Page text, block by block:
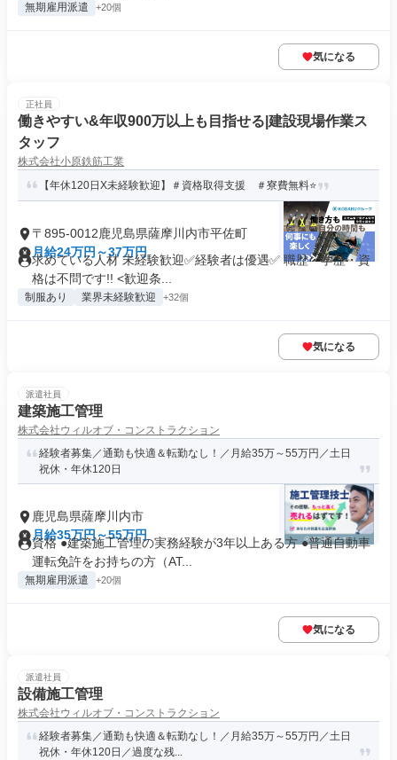
無期雇用派遣 +20個
気になる
正社員
働きやすい&年収900万以上も目指せる|建設現場作業ス
タッフ
株式会社小原鉄筋工業
【年休120日X未経験歓迎】＃資格取得支援 ＃寮費無料⭐️
〒895-0012鹿児島県薩摩川内市平佐町
月給24万円～37万円
求めている人材 未経験歓迎✅経験者は優遇✅ 職歴・学歴・資
格は不問です!! <歓迎条...
制服あり 業界未経験歓迎 +32個
気になる
派遣社員
建築施工管理
株式会社ウィルオブ・コンストラクション
経験者募集／通勤も快適＆転勤なし！／月給35万～55万円／土日
祝休・年休120日
鹿児島県薩摩川内市
月給35万円～55万円
資格 ●建築施工管理の実務経験が3年以上ある方 ●普通自動車
運転免許をお持ちの方（AT...
無期雇用派遣 +20個
気になる
派遣社員
設備施工管理
株式会社ウィルオブ・コンストラクション
経験者募集／通勤も快適＆転勤なし！／月給35万～55万円／土日
祝休・年休120日／過度な残...